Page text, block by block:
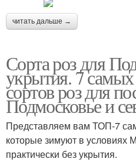
читать дальше →
Сорта роз для
укрытия. 7
сортов роз для
Подмосковье и
Представляем вам ТОП-7
которые зимуют в условиях
практически без укрытия.